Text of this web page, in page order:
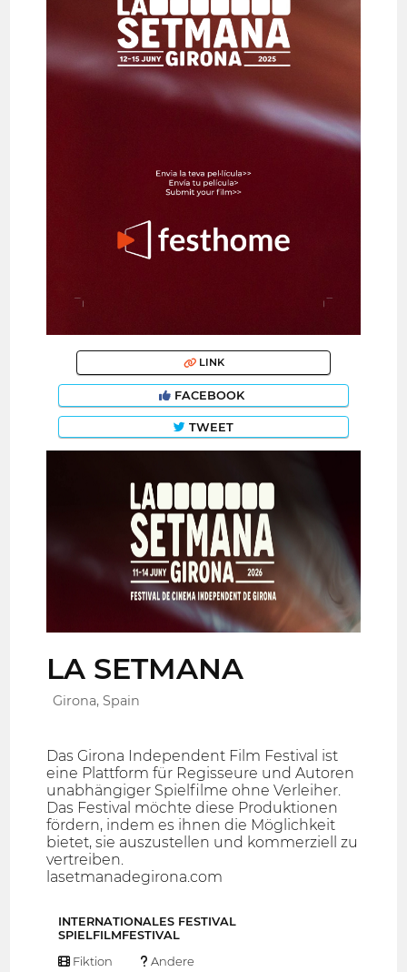
LINK
FACEBOOK
TWEET
LA SETMANA
Girona, Spain
Das Girona Independent Film Festival ist
eine Plattform für Regisseure und Autoren
unabhängiger Spielfilme ohne Verleiher.
Das Festival möchte diese Produktionen
fördern, indem es ihnen die Möglichkeit
bietet, sie auszustellen und kommerziell zu
vertreiben.
lasetmanadegirona.com
INTERNATIONALES FESTIVAL
SPIELFILMFESTIVAL
Fiktion Andere